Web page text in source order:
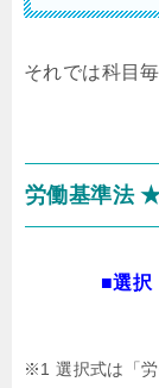
それでは科目
労働基準
■選択
※1 選択式は「労